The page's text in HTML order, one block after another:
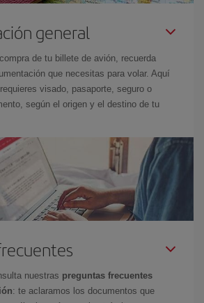
general
de tu billete de avión, recuerda
que necesitas para volar. Aquí
visado, pasaporte, seguro o
según el origen y el destino de tu
nuestras preguntas frecuentes
: te aclaramos los documentos que